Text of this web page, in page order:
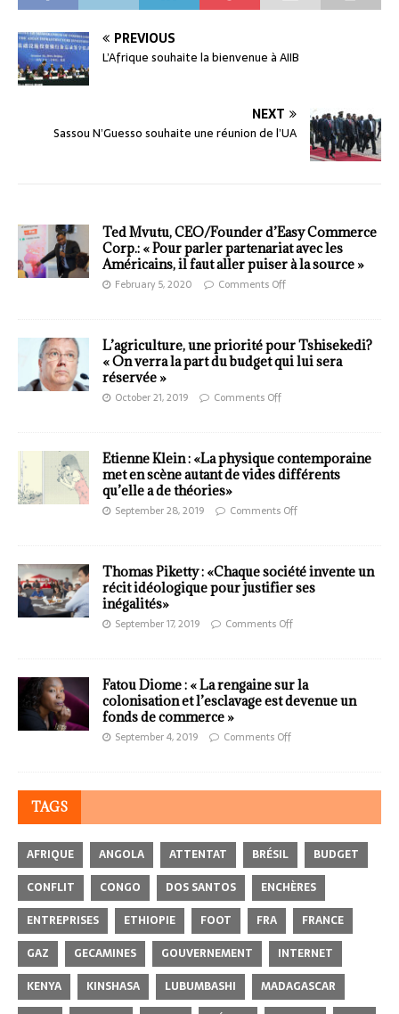
PREVIOUS
L’Afrique souhaite la bienvenue à AIIB
NEXT
Sassou N’Guesso souhaite une réunion de l’UA
Ted Mvutu, CEO/Founder d’Easy Commerce
Corp.: « Pour parler partenariat avec les
Américains, il faut aller puiser à la source »
February 5, 2020 Comments Off
L’agriculture, une priorité pour Tshisekedi?
« On verra la part du budget qui lui sera
réservée »
October 21, 2019 Comments Off
Etienne Klein : «La physique contemporaine
met en scène autant de vides différents
qu’elle a de théories»
September 28, 2019 Comments Off
Thomas Piketty : «Chaque société invente un
récit idéologique pour justifier ses
inégalités»
September 17, 2019 Comments Off
Fatou Diome : « La rengaine sur la
colonisation et l’esclavage est devenue un
fonds de commerce »
September 4, 2019 Comments Off
TAGS
AFRIQUE ANGOLA ATTENTAT BRÉSIL
BUDGET
CONFLIT
CONGO DOS SANTOS
ENCHÈRES
ENTREPRISES
ETHIOPIE FOOT FRA
FRANCE
GAZ
GECAMINES GOUVERNEMENT
INTERNET
KENYA
KINSHASA LUBUMBASHI
MADAGASCAR